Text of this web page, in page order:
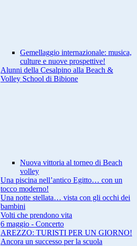
Gemellaggio internazionale: musica,
culture e nuove prospettive!
Alunni della Cesalpino alla Beach &
Volley School di Bibione
Nuova vittoria al torneo di Beach
volley
Una piscina nell’antico Egitto… con un
tocco moderno!
Una notte stellata… vista con gli occhi dei
bambini
Volti che prendono vita
6 maggio - Concerto
AREZZO: TURISTI PER UN GIORNO!
Ancora un successo per la scuola